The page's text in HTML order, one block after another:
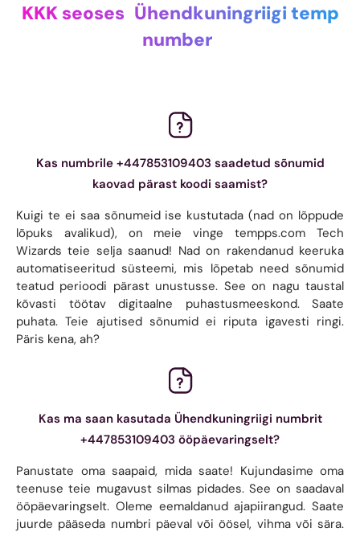
KKK seoses Ühendkuningriigi temp
number
Kas numbrile +447853109403 saadetud sõnumid
kaovad pärast koodi saamist?
Kuigi te ei saa sõnumeid ise kustutada (nad on lõppude
lõpuks avalikud), on meie vinge tempps.com Tech
Wizards teie selja saanud! Nad on rakendanud keeruka
automatiseeritud süsteemi, mis lõpetab need sõnumid
teatud perioodi pärast unustusse. See on nagu taustal
kõvasti töötav digitaalne puhastusmeeskond. Saate
puhata. Teie ajutised sõnumid ei riputa igavesti ringi.
Päris kena, ah?
Kas ma saan kasutada Ühendkuningriigi numbrit
+447853109403 ööpäevaringselt?
Panustate oma saapaid, mida saate! Kujundasime oma
teenuse teie mugavust silmas pidades. See on saadaval
ööpäevaringselt. Oleme eemaldanud ajapiirangud. Saate
juurde pääseda numbri päeval või öösel, vihma või sära.